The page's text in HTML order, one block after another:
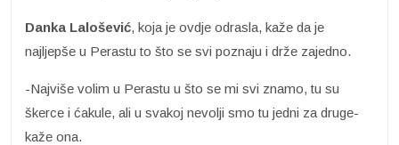
Danka Lalošević, koja je ovdje odrasla, kaže da je
najljepše u Perastu to što se svi poznaju i drže zajedno.
-Najviše volim u Perastu u što se mi svi znamo, tu su
škerce i ćakule, ali u svakoj nevolji smo tu jedni za druge-
kaže ona.